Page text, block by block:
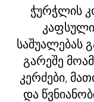
ჭურჭლის
საშუალებას
გარეშე
კერძები,
და